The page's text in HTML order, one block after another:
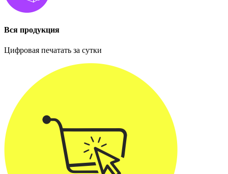
Вся продукция
Цифровая печатать за сутки